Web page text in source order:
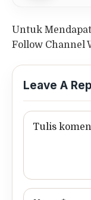
Untuk
Follow Channel
Leave A